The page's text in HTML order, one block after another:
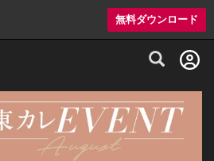
無料ダウンロード
グルメ情報・プレミアムレストラン予約